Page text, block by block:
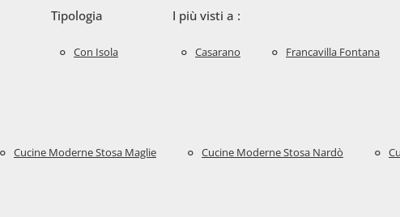
Tipologia
Con Isola
I più visti a :
Casarano Francavilla Fontana
Cucine Moderne Stosa Maglie Cucine Moderne Stosa Nardò